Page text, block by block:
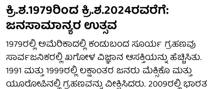
ಕ್ರಿ.ಶ.1979ರಿಂದ ಕ್ರಿ.ಶ.2024ರವರೆಗೆ:
ಜನಸಾಮಾನ್ಯರ ಉತ್ಸವ
1979ರಲ್ಲಿ ಅಮೆರಿಕಾದಲ್ಲಿ ಕಂಡುಬಂದ ಸೂರ್ಯ ಗ್ರಹಣವು
ಸಾರ್ವಜನಿಕರಲ್ಲಿ ಖಗೋಳ ವಿಜ್ಞಾನ ಆಸಕ್ತಿಯನ್ನು ಹೆಚ್ಚಿಸಿತು.
1991 ಮತ್ತು 1999ರಲ್ಲಿ ಲಕ್ಷಾಂತರ ಜನರು ಮೆಕ್ಸಿಕೊ ಮತ್ತು
ಯೂರೋಪಿನಲ್ಲಿ ಗ್ರಹಣವನ್ನು ವೀಕ್ಷಿಸಿದರು. 2009ರಲ್ಲಿ ಭಾರತ